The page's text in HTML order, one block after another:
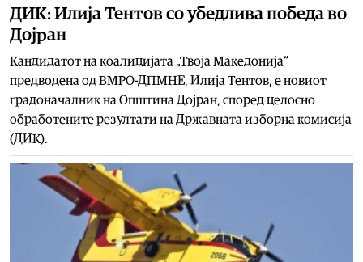
ДИК: Илија Тентов со убедлива победа во
Дојран
Кандидатот на коалицијата „Твоја Македонија“
предводена од ВМРО-ДПМНЕ, Илија Тентов, е новиот
градоначалник на Општина Дојран, според целосно
обработените резултати на Државната изборна комисија
(ДИК).